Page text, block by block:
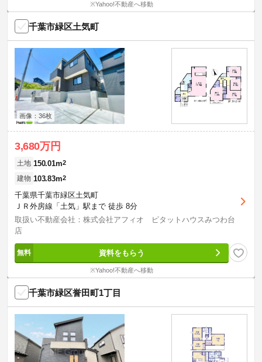
※Yahoo!不動産へ移動
千葉市緑区土気町
画像：36枚
3,680万円
土地 150.01m2
建物 103.83m2
千葉県千葉市緑区土気町
ＪＲ外房線「土気」駅まで 徒歩 8分
取扱い不動産会社：株式会社アフィオ ピタットハウスみつわ台
店
資料をもらう
※Yahoo!不動産へ移動
千葉市緑区誉田町1丁目